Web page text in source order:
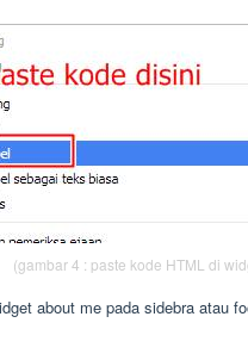
(gambar 4 : paste kode HTML di
about me pada sidebra atau